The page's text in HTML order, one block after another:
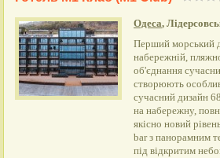
Одеса,
Перший морський
набережній,
об'єднання
створюють
сучасний дизайн
на набережну,
якісно новий
bar з панорамним
під відкритим